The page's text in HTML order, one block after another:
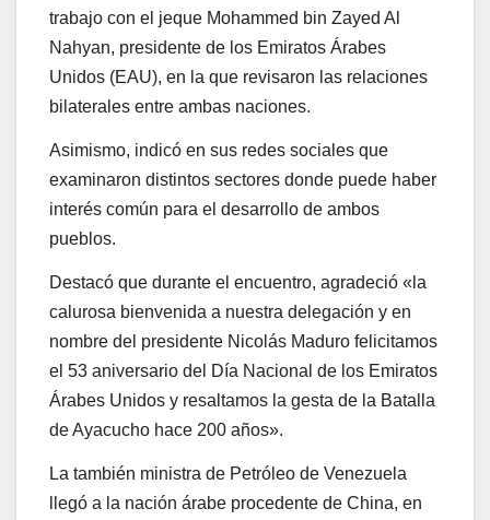
trabajo con el jeque Mohammed bin Zayed Al
Nahyan, presidente de los Emiratos Árabes
Unidos (EAU), en la que revisaron las relaciones
bilaterales entre ambas naciones.
Asimismo, indicó en sus redes sociales que
examinaron distintos sectores donde puede haber
interés común para el desarrollo de ambos
pueblos.
Destacó que durante el encuentro, agradeció «la
calurosa bienvenida a nuestra delegación y en
nombre del presidente Nicolás Maduro felicitamos
el 53 aniversario del Día Nacional de los Emiratos
Árabes Unidos y resaltamos la gesta de la Batalla
de Ayacucho hace 200 años».
La también ministra de Petróleo de Venezuela
llegó a la nación árabe procedente de China, en